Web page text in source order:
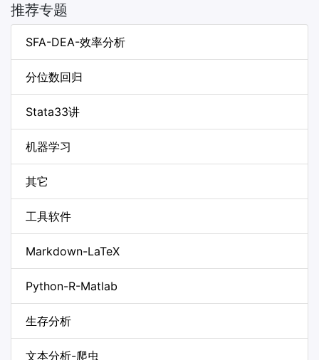
推荐专题
SFA-DEA-效率分析
分位数回归
Stata33讲
机器学习
其它
工具软件
Markdown-LaTeX
Python-R-Matlab
生存分析
文本分析-爬虫